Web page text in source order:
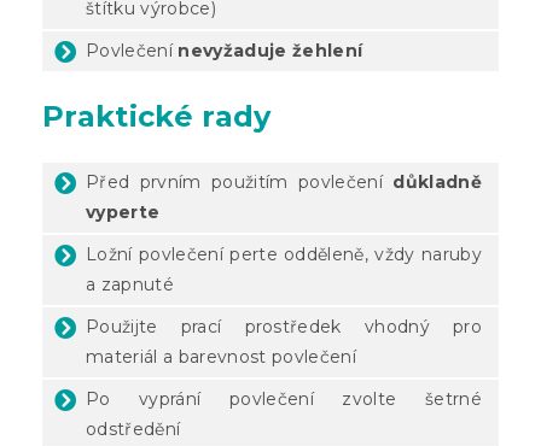
štítku výrobce)
Povlečení nevyžaduje žehlení
Praktické rady
Před prvním použitím povlečení důkladně
vyperte
Ložní povlečení perte odděleně, vždy naruby
a zapnuté
Použijte prací prostředek vhodný pro
materiál a barevnost povlečení
Po vyprání povlečení zvolte šetrné
odstředění